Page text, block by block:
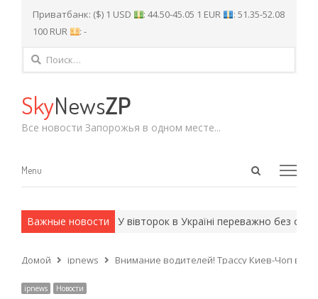
Приватбанк: ($) 1 USD : 44.50-45.05 1 EUR
: 51.35-52.08
100 RUR
: -
Найти:
SkyNewsZP
Все новости Запорожья в одном месте...
Open
Menu
Menu
Важные новости
методы. У вівторок в Україні переважно без
Домой ipnews Внимание водителей! Трассу Киев-Чоп
ipnews Новости